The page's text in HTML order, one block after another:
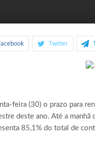
Twitter
feira (30) o prazo para
deste ano. Até a
85,1% do total de